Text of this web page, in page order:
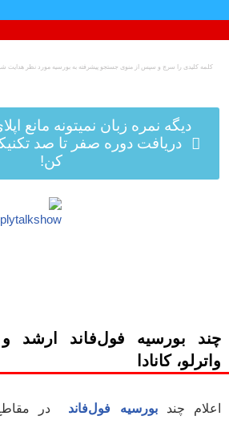
پرش
به
دیگه نمره زبان نمیتونه مانع
دریافت دوره صفر تا صد
کن!
چند بورسیه فول‌فاند ارشد
واترلو، کانادا
اعلام چندبورسیه فول‌فاند
در